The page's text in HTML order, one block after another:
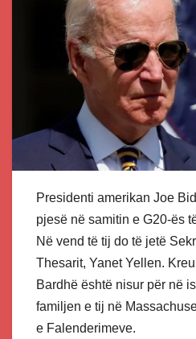
Presidenti amerikan Joe
pjesë në samitin e G20-ës
Në vend të tij do të jetë
Thesarit, Yanet Yellen.
Bardhë është nisur për në
familjen e tij në
e Falenderimeve.